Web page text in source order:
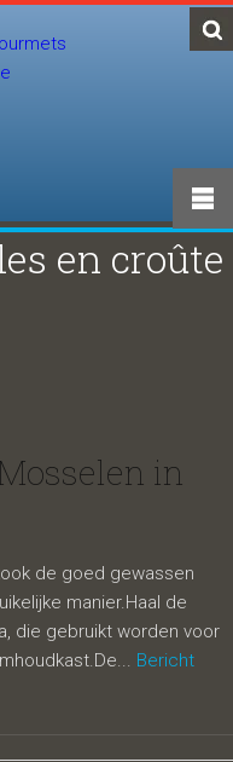
en croûte
in
de goed gewassen
manier.Haal de
die gebruikt worden voor
Bericht